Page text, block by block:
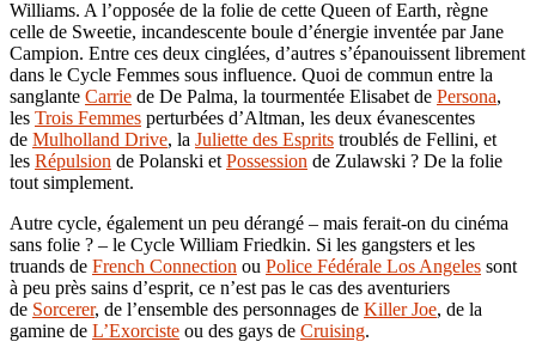
Williams. A l’opposée de la folie de cette Queen of Earth, règne
celle de Sweetie, incandescente boule d’énergie inventée par Jane
Campion. Entre ces deux cinglées, d’autres s’épanouissent librement
dans le Cycle Femmes sous influence. Quoi de commun entre la
sanglante Carrie de De Palma, la tourmentée Elisabet de Persona,
les Trois Femmes perturbées d’Altman, les deux évanescentes
de Mulholland Drive, la Juliette des Esprits troublés de Fellini, et
les Répulsion de Polanski et Possession de Zulawski ? De la folie
tout simplement.
Autre cycle, également un peu dérangé – mais ferait-on du cinéma
sans folie ? – le Cycle William Friedkin. Si les gangsters et les
truands de French Connection ou Police Fédérale Los Angeles sont
à peu près sains d’esprit, ce n’est pas le cas des aventuriers
de Sorcerer, de l’ensemble des personnages de Killer Joe, de la
gamine de L’Exorciste ou des gays de Cruising.